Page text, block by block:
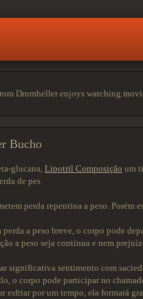
Drumheller enjoys watching
Bucho
glucana, Lipotril Composiçăo um
de pes
perda repentina a peso.
perda a peso breve, o corpo pode
a peso seja contínua e nem
significativa sentimento com
o corpo pode participar no
esfriar por um tempo, ela formará